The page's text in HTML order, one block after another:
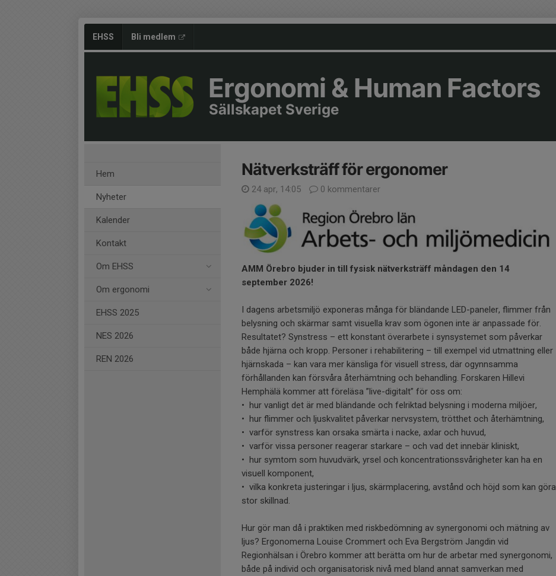
EHSS Bli medlem
Ergonomi & Human Factors
Sällskapet Sverige
Hem
Nyheter
Kalender
Kontakt
Om EHSS
Om ergonomi
EHSS 2025
NES 2026
REN 2026
Nätverksträff för ergonomer
24 apr, 14:05 0 kommentarer
AMM Örebro bjuder in till fysisk nätverksträff måndagen den 14
september 2026!
I dagens arbetsmiljö exponeras många för bländande LED-paneler, flimmer från
belysning och skärmar samt visuella krav som ögonen inte är anpassade för.
Resultatet? Synstress – ett konstant överarbete i synsystemet som påverkar
både hjärna och kropp. Personer i rehabilitering – till exempel vid utmattning eller
hjärnskada – kan vara mer känsliga för visuell stress, där ogynnsamma
förhållanden kan försvåra återhämtning och behandling. Forskaren Hillevi
Hemphälä kommer att föreläsa ”live-digitalt” för oss om:
• hur vanligt det är med bländande och felriktad belysning i moderna miljöer,
• hur flimmer och ljuskvalitet påverkar nervsystem, trötthet och återhämtning,
• varför synstress kan orsaka smärta i nacke, axlar och huvud,
• varför vissa personer reagerar starkare – och vad det innebär kliniskt,
• hur symtom som huvudvärk, yrsel och koncentrationssvårigheter kan ha en
visuell komponent,
• vilka konkreta justeringar i ljus, skärmplacering, avstånd och höjd som kan göra
stor skillnad.
Hur gör man då i praktiken med riskbedömning av synergonomi och mätning av
ljus? Ergonomerna Louise Crommert och Eva Bergström Jangdin vid
Regionhälsan i Örebro kommer att berätta om hur de arbetar med synergonomi,
både på individ och organisatorisk nivå med bland annat samverkan med